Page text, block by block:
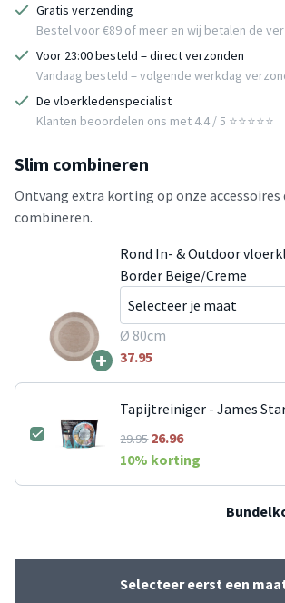
Gratis verzending
Bestel voor €89 of meer en wij betalen de
Voor 23:00 besteld = direct verzonden
Vandaag besteld = volgende werkdag
De vloerkledenspecialist
Klanten beoordelen ons met 4.4 / 5 ⭐⭐⭐⭐⭐
Slim combineren
Ontvang extra korting op onze
combineren.
+
Rond In- & Outdoor
Border Beige/Creme
Ø 80cm
37.95
Tapijtreiniger - James
29.9526.96
10% korting
Selecteer eerst een